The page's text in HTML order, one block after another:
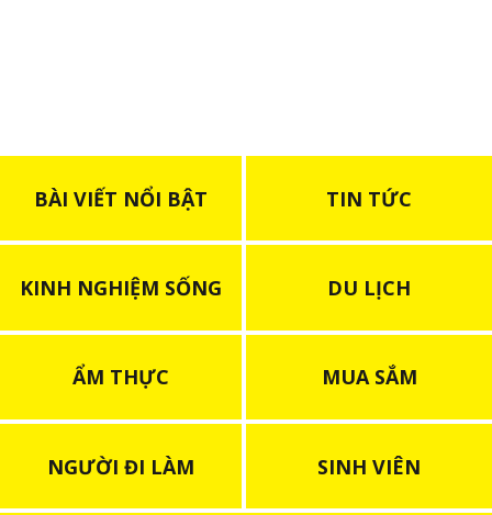
BÀI VIẾT NỔI BẬT TIN TỨC
KINH NGHIỆM SỐNG DU LỊCH
ẨM THỰC MUA SẮM
NGƯỜI ĐI LÀM SINH VIÊN